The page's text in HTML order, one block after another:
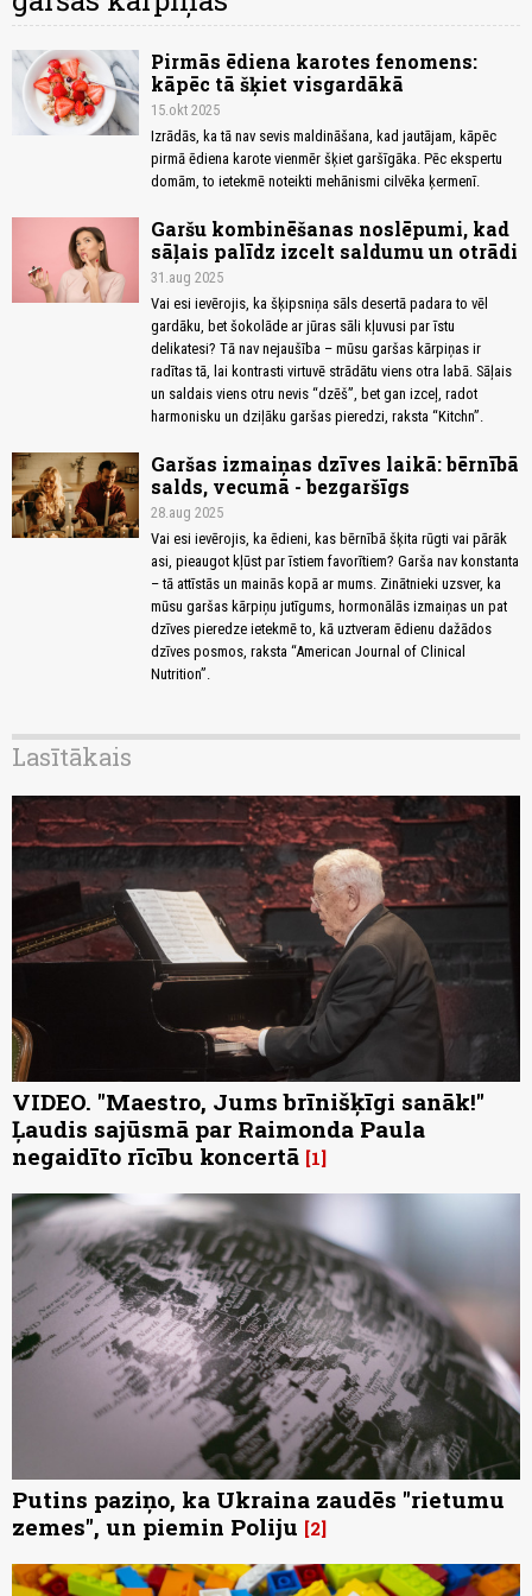
Pirmās ēdiena karotes fenomens:
kāpēc tā šķiet visgardākā
15.okt 2025
Izrādās, ka tā nav sevis maldināšana, kad jautājam, kāpēc
pirmā ēdiena karote vienmēr šķiet garšīgāka. Pēc ekspertu
domām, to ietekmē noteikti mehānismi cilvēka ķermenī.
Garšu kombinēšanas noslēpumi, kad
sāļais palīdz izcelt saldumu un otrādi
31.aug 2025
Vai esi ievērojis, ka šķipsniņa sāls desertā padara to vēl
gardāku, bet šokolāde ar jūras sāli kļuvusi par īstu
delikatesi? Tā nav nejaušība – mūsu garšas kārpiņas ir
radītas tā, lai kontrasti virtuvē strādātu viens otra labā. Sāļais
un saldais viens otru nevis “dzēš”, bet gan izceļ, radot
harmonisku un dziļāku garšas pieredzi, raksta “Kitchn”.
Garšas izmaiņas dzīves laikā: bērnībā
salds, vecumā - bezgaršīgs
28.aug 2025
Vai esi ievērojis, ka ēdieni, kas bērnībā šķita rūgti vai pārāk
asi, pieaugot kļūst par īstiem favorītiem? Garša nav konstanta
– tā attīstās un mainās kopā ar mums. Zinātnieki uzsver, ka
mūsu garšas kārpiņu jutīgums, hormonālās izmaiņas un pat
dzīves pieredze ietekmē to, kā uztveram ēdienu dažādos
dzīves posmos, raksta “American Journal of Clinical
Nutrition”.
Lasītākais
VIDEO. "Maestro, Jums brīnišķīgi sanāk!"
Ļaudis sajūsmā par Raimonda Paula
negaidīto rīcību koncertā 1
Putins paziņo, ka Ukraina zaudēs "rietumu
zemes", un piemin Poliju 2